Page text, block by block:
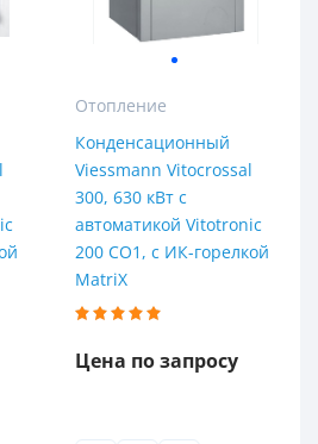
Отопление
Конденсационный
Viessmann Vitocrossal
300, 630 кВт с
автоматикой Vitotronic
200 CO1, с ИК-горелкой
MatriX
Цена по запросу